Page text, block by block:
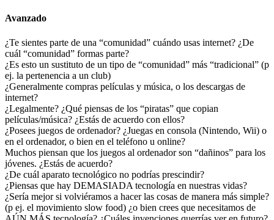
Avanzado
¿Te sientes parte de una “comunidad” cuándo usas internet? ¿De
cuál “comunidad” formas parte?
¿Es esto un sustituto de un tipo de “comunidad” más “tradicional” (p
ej. la pertenencia a un club)
¿Generalmente compras películas y música, o los descargas de
internet?
¿Legalmente? ¿Qué piensas de los “piratas” que copian
películas/música? ¿Estás de acuerdo con ellos?
¿Posees juegos de ordenador? ¿Juegas en consola (Nintendo, Wii) o
en el ordenador, o bien en el teléfono u online?
Muchos piensan que los juegos al ordenador son “dañinos” para los
jóvenes. ¿Estás de acuerdo?
¿De cuál aparato tecnológico no podrías prescindir?
¿Piensas que hay DEMASIADA tecnología en nuestras vidas?
¿Sería mejor si volviéramos a hacer las cosas de manera más simple?
(p ej. el movimiento slow food) ¿o bien crees que necesitamos de